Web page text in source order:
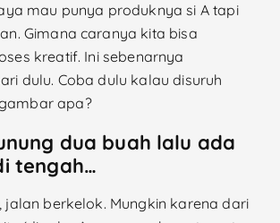
mau punya produknya si A tapi
Gimana caranya kita bisa
kreatif. Ini sebenarnya
dulu. Coba dulu kalau disuruh
apa?
dua buah lalu ada
tengah…
jalan berkelok. Mungkin karena dari